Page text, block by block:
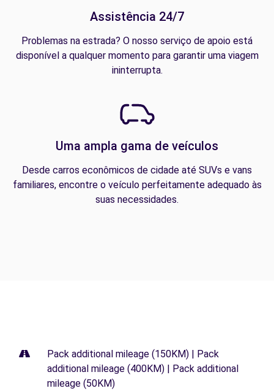
Assistência 24/7
Problemas na estrada? O nosso serviço de apoio está
disponível a qualquer momento para garantir uma viagem
ininterrupta.
Uma ampla gama de veículos
Desde carros econômicos de cidade até SUVs e vans
familiares, encontre o veículo perfeitamente adequado às
suas necessidades.
Pack additional mileage (150KM) | Pack
additional mileage (400KM) | Pack additional
mileage (50KM)